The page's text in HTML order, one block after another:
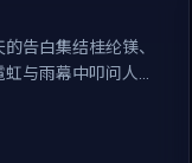
告白集结桂纶镁、
与雨幕中叩问人